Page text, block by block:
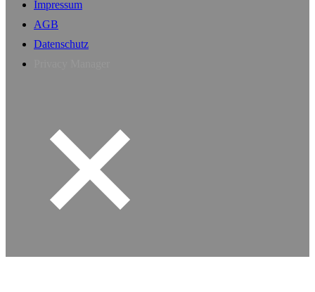
Impressum
AGB
Datenschutz